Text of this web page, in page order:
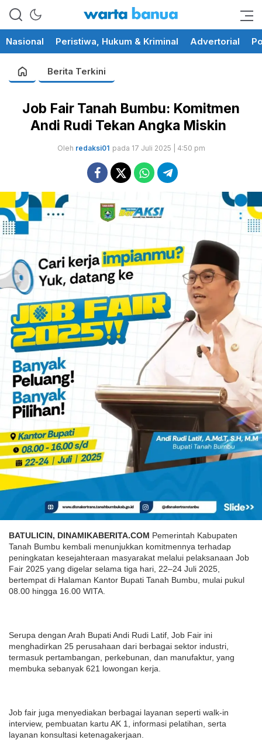
wartabanua.com
memberikan informasi yang
Nasional Peristiwa, Hukum & Kriminal Advertorial
Berita Terkini
Job Fair Tanah Bumbu: Komitmen
Andi Rudi Tekan Angka Miskin
Oleh redaksi01 pada 17 Juli 2025 | 4:50 pm
BATULICIN, DINAMIKABERITA.COM Pemerintah Kabupaten
Tanah Bumbu kembali menunjukkan komitmennya terhadap
peningkatan kesejahteraan masyarakat melalui pelaksanaan Job
Fair 2025 yang digelar selama tiga hari, 22–24 Juli 2025,
bertempat di Halaman Kantor Bupati Tanah Bumbu, mulai pukul
08.00 hingga 16.00 WITA.
Serupa dengan Arah Bupati Andi Rudi Latif, Job Fair ini
menghadirkan 25 perusahaan dari berbagai sektor industri,
termasuk pertambangan, perkebunan, dan manufaktur, yang
membuka sebanyak 621 lowongan kerja.
Job fair juga menyediakan berbagai layanan seperti walk-in
interview, pembuatan kartu AK 1, informasi pelatihan, serta
layanan konsultasi ketenagakerjaan.